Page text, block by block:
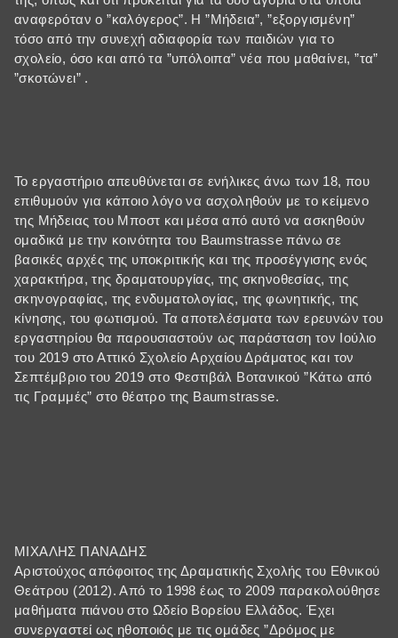
αναφερόταν ο ”καλόγερος”. Η ”Μήδεια”, ”εξοργισμένη”
τόσο από την συνεχή αδιαφορία των παιδιών για το
σχολείο, όσο και από τα ”υπόλοιπα” νέα που μαθαίνει, ”τα”
”σκοτώνει” .
Το εργαστήριο απευθύνεται σε ενήλικες άνω των 18, που
επιθυμούν για κάποιο λόγο να ασχοληθούν με το κείμενο
της Μήδειας του Μποστ και μέσα από αυτό να ασκηθούν
ομαδικά με την κοινότητα του Baumstrasse πάνω σε
βασικές αρχές της υποκριτικής και της προσέγγισης ενός
χαρακτήρα, της δραματουργίας, της σκηνοθεσίας, της
σκηνογραφίας, της ενδυματολογίας, της φωνητικής, της
κίνησης, του φωτισμού. Τα αποτελέσματα των ερευνών του
εργαστηρίου θα παρουσιαστούν ως παράσταση τον Ιούλιο
του 2019 στο Αττικό Σχολείο Αρχαίου Δράματος και τον
Σεπτέμβριο του 2019 στο Φεστιβάλ Βοτανικού ”Κάτω από
τις Γραμμές” στο θέατρο της Baumstrasse.
ΜΙΧΑΛΗΣ ΠΑΝΑΔΗΣ
Αριστούχος απόφοιτος της Δραματικής Σχολής του Εθνικού
Θεάτρου (2012). Από το 1998 έως το 2009 παρακολούθησε
μαθήματα πιάνου στο Ωδείο Βορείου Ελλάδος. Έχει
συνεργαστεί ως ηθοποιός με τις ομάδες ”Δρόμος με